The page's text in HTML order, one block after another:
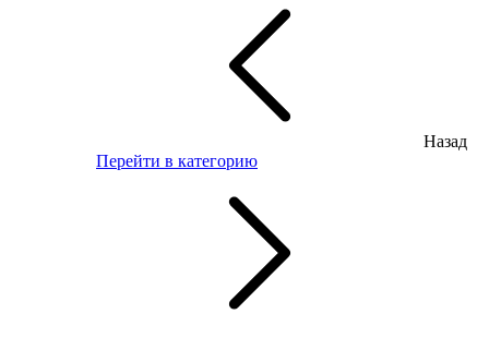
Назад
Перейти в категорию